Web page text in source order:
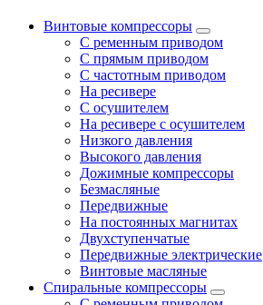
Винтовые компрессоры
С ременным приводом
С прямым приводом
С частотным приводом
На ресивере
С осушителем
На ресивере с осушителем
Низкого давления
Высокого давления
Дожимные компрессоры
Безмасляные
Передвижные
На постоянных магнитах
Двухступенчатые
Передвижные электрические
Винтовые масляные
Спиральные компрессоры